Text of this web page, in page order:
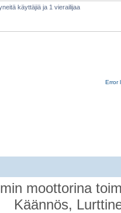
käyttäjiä ja 1 vierailijaa
Error
moottorina
Käännös,